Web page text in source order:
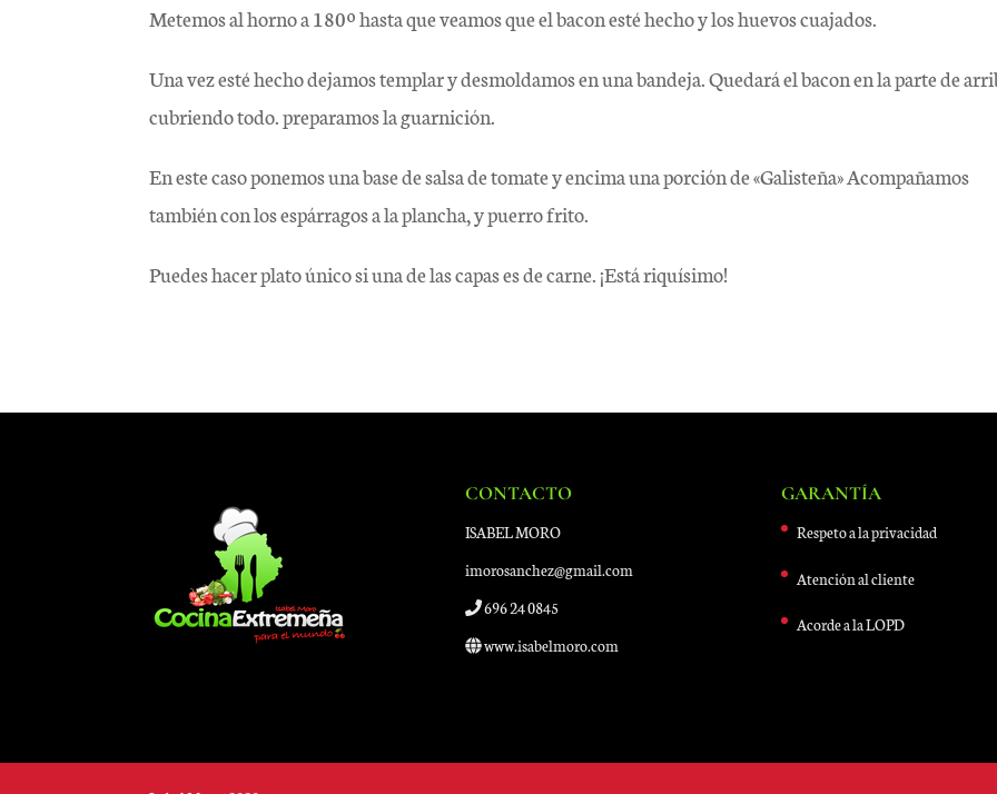
Metemos al horno a 180º hasta que veamos que el bacon esté hecho y los huevos cuajados.
Una vez esté hecho dejamos templar y desmoldamos en una bandeja. Quedará el bacon en la parte de
cubriendo todo. preparamos la guarnición.
En este caso ponemos una base de salsa de tomate y encima una porción de «Galisteña» Acompañamos
también con los espárragos a la plancha, y puerro frito.
Puedes hacer plato único si una de las capas es de carne. ¡Está riquísimo!
CONTACTO
ISABEL MORO
imorosanchez@gmail.com
696 24 0845
www.isabelmoro.com
GARANTÍA
Respeto a la privacidad
Atención al cliente
Acorde a la LOPD